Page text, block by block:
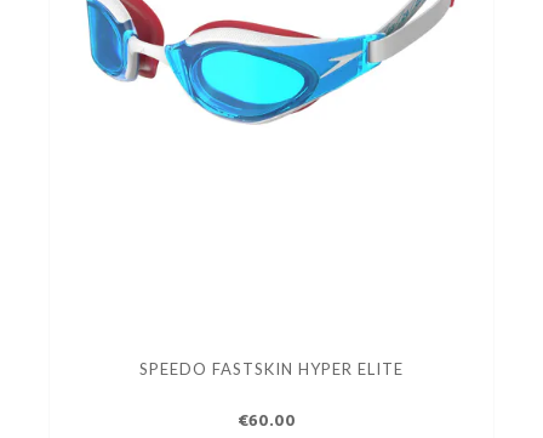
SPEEDO FASTSKIN HYPER ELITE
€60.00